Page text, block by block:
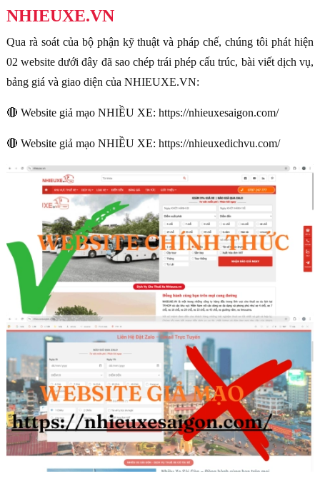
NHIEUXE.VN
Qua rà soát của bộ phận kỹ thuật và pháp chế, chúng tôi phát hiện
02 website dưới đây đã sao chép trái phép cấu trúc, bài viết dịch vụ,
bảng giá và giao diện của NHIEUXE.VN:
🔴 Website giả mạo NHIỀU XE: https://nhieuxesaigon.com/
🔴 Website giả mạo NHIỀU XE: https://nhieuxedichvu.com/